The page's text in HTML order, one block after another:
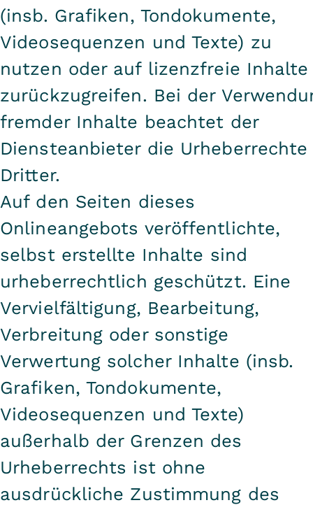
(insb. Grafiken, Tondokumente,
Videosequenzen und Texte) zu
nutzen oder auf lizenzfreie Inhalte
zurückzugreifen. Bei der
fremder Inhalte beachtet der
Diensteanbieter die Urheberrechte
Dritter.
Auf den Seiten dieses
Onlineangebots veröffentlichte,
selbst erstellte Inhalte sind
urheberrechtlich geschützt. Eine
Vervielfältigung, Bearbeitung,
Verbreitung oder sonstige
Verwertung solcher Inhalte (insb.
Grafiken, Tondokumente,
Videosequenzen und Texte)
außerhalb der Grenzen des
Urheberrechts ist ohne
ausdrückliche Zustimmung des